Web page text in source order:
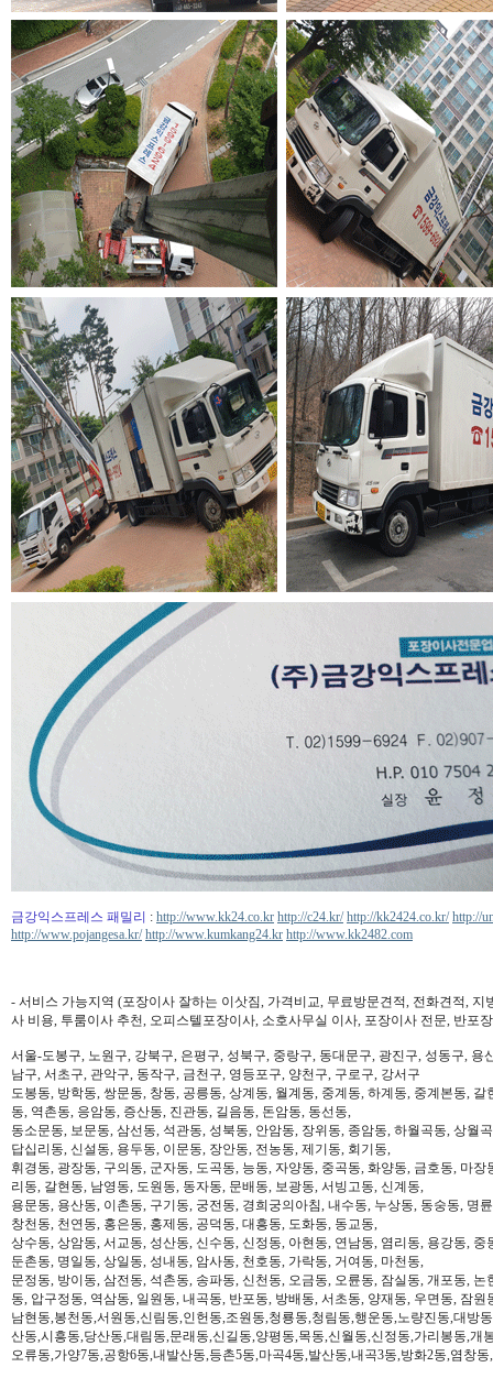
금강익스프레스 패밀리 : http://www.kk24.co.kr http://c24.kr/ http://kk2424.co.kr/ http://
http://www.pojangesa.kr/ http://www.kumkang24.kr http://www.kk2482.com
- 서비스 가능지역 (포장이사 잘하는 이삿짐, 가격비교, 무료방문견적, 전화견적,
사 비용, 투룸이사 추천, 오피스텔포장이사, 소호사무실 이사, 포장이사 전문, 반포
서울-도봉구, 노원구, 강북구, 은평구, 성북구, 중랑구, 동대문구, 광진구, 성동구,
남구, 서초구, 관악구, 동작구, 금천구, 영등포구, 양천구, 구로구, 강서구
도봉동, 방학동, 쌍문동, 창동, 공릉동, 상계동, 월계동, 중계동, 하계동, 중계본동,
동, 역촌동, 응암동, 증산동, 진관동, 길음동, 돈암동, 동선동,
동소문동, 보문동, 삼선동, 석관동, 성북동, 안암동, 장위동, 종암동, 하월곡동, 상월
답십리동, 신설동, 용두동, 이문동, 장안동, 전농동, 제기동, 회기동,
휘경동, 광장동, 구의동, 군자동, 도곡동, 능동, 자양동, 중곡동, 화양동, 금호동, 마
리동, 갈현동, 남영동, 도원동, 동자동, 문배동, 보광동, 서빙고동, 신계동,
용문동, 용산동, 이촌동, 구기동, 궁전동, 경희궁의아침, 내수동, 누상동, 동숭동, 명
창천동, 천연동, 홍은동, 홍제동, 공덕동, 대흥동, 도화동, 동교동,
상수동, 상암동, 서교동, 성산동, 신수동, 신정동, 아현동, 연남동, 염리동, 용강동,
둔촌동, 명일동, 상일동, 성내동, 암사동, 천호동, 가락동, 거여동, 마천동,
문정동, 방이동, 삼전동, 석촌동, 송파동, 신천동, 오금동, 오륜동, 잠실동, 개포동,
동, 압구정동, 역삼동, 일원동, 내곡동, 반포동, 방배동, 서초동, 양재동, 우면동, 잠원
남현동,봉천동,서원동,신림동,인헌동,조원동,청룡동,청림동,행운동,노량진동,대방
산동,시흥동,당산동,대림동,문래동,신길동,양평동,목동,신월동,신정동,가리봉동,개
오류동,가양7동,공항6동,내발산동,등촌5동,마곡4동,발산동,내곡3동,방화2동,염창동